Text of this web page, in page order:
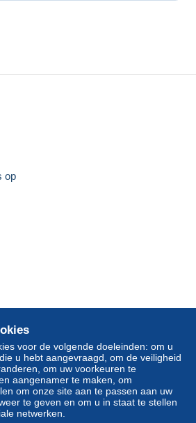
voor de volgende doeleinden: om u
u hebt aangevraagd, om de veiligheid
om uw voorkeuren te
aangenamer te maken, om
om onze site aan te passen aan uw
te geven en om u in staat te stellen
netwerken.
op